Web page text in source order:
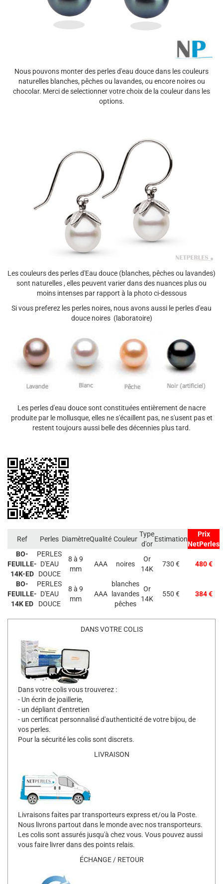
Nous pouvons monter des perles d'eau douce dans les couleurs
naturelles blanches, pêches ou lavandes, ou encore noires ou
chocolar. Merci de selectionner votre choix de la couleur dans les
options.
Les couleurs des perles d'Eau douce (blanches, pêches ou lavandes)
sont naturelles , elles peuvent varier dans des nuances plus ou
moins intenses par rapport à la photo ci-dessous
Si vous preferez les perles noires, nous avons aussi le perles d'eau
douce noires (laboratoire)
Les perles d'eau douce sont constituées entièrement de nacre
produite par le mollusque, elles ne s'écaillent pas, ne s'usent pas et
restent toujours aussi belle des décennies plus tard.
Ref Perles DiamètreQualité Couleur
Type
d'or
Estimation
Prix
NetPerles
BO-
FEUILLE-
14K-ED
PERLES
D'EAU
DOUCE
8 à 9
mm
AAA noires
Or
14K
730 € 480 €
BO-
FEUILLE-
14K ED
PERLES
D'EAU
DOUCE
8 à 9
mm
AAA
blanches
lavandes
pêches
Or
14K
550 € 384 €
DANS VOTRE COLIS
Dans votre colis vous trouverez :
- Un écrin de joaillerie,
- un dépliant d'entretien
- un certificat personnalisé d'authenticité de votre bijou, de
vos perles.
Pour la sécurité les colis sont discrets.
LIVRAISON
Livraisons faites par transporteurs express et/ou la Poste.
Nous livrons partout dans le monde avec nos transporteurs.
Les colis sont assurés jusqu'à chez vous. Vous pouvez aussi
vous faire livrer dans des points relais.
ÉCHANGE / RETOUR